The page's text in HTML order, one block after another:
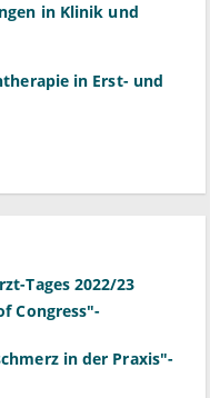
in Klinik und
in Erst- und
Tages 2022/23
Congress"-
in der Praxis"-